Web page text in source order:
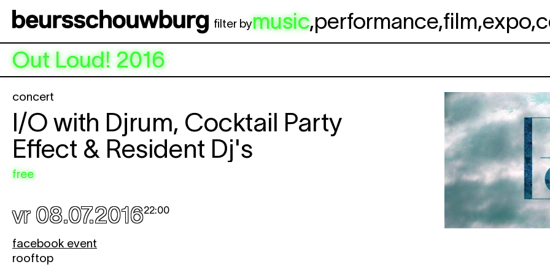
filter bymusic,performance,film,expo,
Out Loud! 2016
concert
I/O with Djrum, Cocktail Party
Effect & Resident Dj's
free
vr 08.07.201622:00
facebook event
rooftop